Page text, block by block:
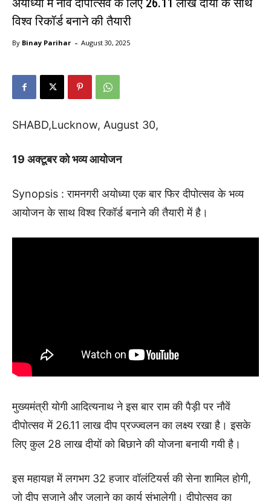
अयोध्या में नौवें दीपोत्सव के लिए 26.11 लाख दीयों के साथ
विश्व रिकॉर्ड बनाने की तैयारी
By Binay Parihar - August 30, 2025
SHABD,Lucknow, August 30,
19 अक्टूबर को भव्य आयोजन
Synopsis : रामनगरी अयोध्या एक बार फिर दीपोत्सव के भव्य
आयोजन के साथ विश्व रिकॉर्ड बनाने की तैयारी में है।
मुख्यमंत्री योगी आदित्यनाथ ने इस बार राम की पैड़ी पर नौवें
दीपोत्सव में 26.11 लाख दीप प्रज्ज्वलन का लक्ष्य रखा है। इसके
लिए कुल 28 लाख दीयों को बिछाने की योजना बनायी गयी है।
इस महायज्ञ में लगभग 32 हजार वॉलंटियर्स की सेना शामिल होगी,
जो दीप सजाने और जलाने का कार्य संभालेगी। दीपोत्सव का